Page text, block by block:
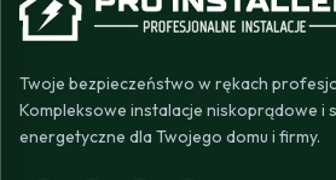
Twoje bezpieczeństwo w rękach
Kompleksowe instalacje niskoprądowe i
energetyczne dla Twojego domu i firmy.